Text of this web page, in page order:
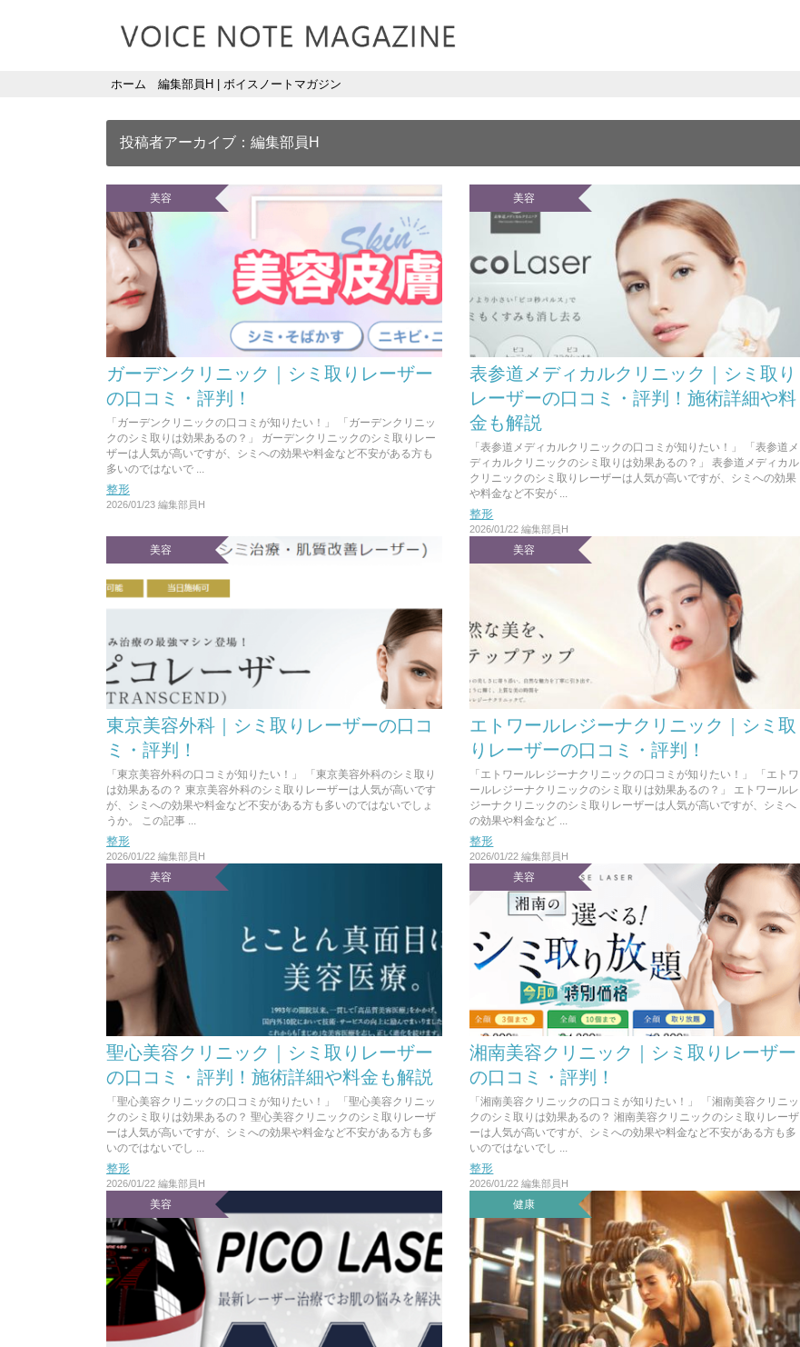
ホーム 編集部員H | ボイスノートマガジン
投稿者アーカイブ：編集部員H
美容
ガーデンクリニック｜シミ取りレーザー
の口コミ・評判！
「ガーデンクリニックの口コミが知りたい！」 「ガーデンクリニッ
クのシミ取りは効果あるの？」 ガーデンクリニックのシミ取りレー
ザーは人気が高いですが、シミへの効果や料金など不安がある方も
多いのではないで ...
整形
2026/01/23 編集部員H
美容
表参道メディカルクリニック｜シミ取り
レーザーの口コミ・評判！施術詳細や料
金も解説
「表参道メディカルクリニックの口コミが知りたい！」 「表参道メ
ディカルクリニックのシミ取りは効果あるの？」 表参道メディカル
クリニックのシミ取りレーザーは人気が高いですが、シミへの効果
や料金など不安が ...
整形
2026/01/22 編集部員H
美容
東京美容外科｜シミ取りレーザーの口コ
ミ・評判！
「東京美容外科の口コミが知りたい！」 「東京美容外科のシミ取り
は効果あるの？ 東京美容外科のシミ取りレーザーは人気が高いです
が、シミへの効果や料金など不安がある方も多いのではないでしょ
うか。 この記事 ...
整形
2026/01/22 編集部員H
美容
エトワールレジーナクリニック｜シミ取
りレーザーの口コミ・評判！
「エトワールレジーナクリニックの口コミが知りたい！」 「エトワ
ールレジーナクリニックのシミ取りは効果あるの？」 エトワールレ
ジーナクリニックのシミ取りレーザーは人気が高いですが、シミへ
の効果や料金など ...
整形
2026/01/22 編集部員H
美容
聖心美容クリニック｜シミ取りレーザー
の口コミ・評判！施術詳細や料金も解説
「聖心美容クリニックの口コミが知りたい！」 「聖心美容クリニッ
クのシミ取りは効果あるの？ 聖心美容クリニックのシミ取りレーザ
ーは人気が高いですが、シミへの効果や料金など不安がある方も多
いのではないでし ...
整形
2026/01/22 編集部員H
美容
湘南美容クリニック｜シミ取りレーザー
の口コミ・評判！
「湘南美容クリニックの口コミが知りたい！」 「湘南美容クリニッ
クのシミ取りは効果あるの？ 湘南美容クリニックのシミ取りレーザ
ーは人気が高いですが、シミへの効果や料金など不安がある方も多
いのではないでし ...
整形
2026/01/22 編集部員H
美容 健康